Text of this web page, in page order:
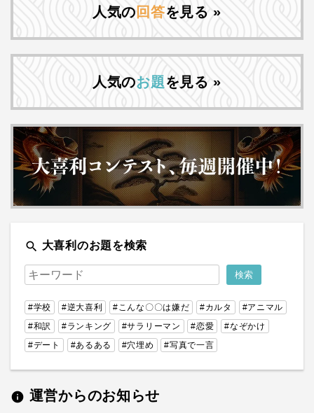
人気の 回答を見る »
人気のお題を見る »
search 大喜利のお題を検索
#学校 #逆大喜利 #こんな〇〇は嫌だ #カルタ
#アニマル
#和訳
#ランキング #サラリーマン #恋愛
#なぞかけ
#デート
#あるある #穴埋め #写真で一言
info 運営からのお知らせ